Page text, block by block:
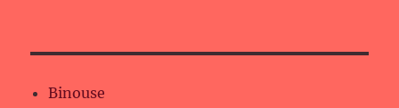
Binouse